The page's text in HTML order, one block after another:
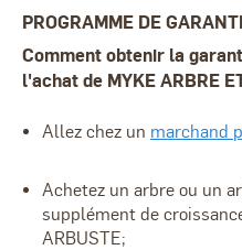
PROGRAMME DE
Comment obtenir la
l'achat de MYKE ARBRE
Allez chez un marchand
Achetez un arbre ou un
supplément de
ARBUSTE;